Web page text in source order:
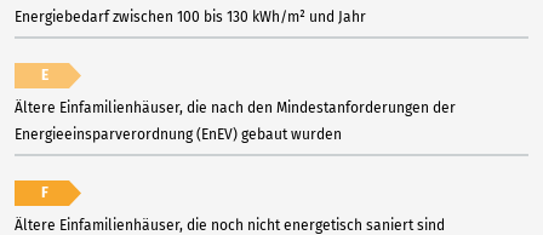
Energiebedarf zwischen 100 bis 130 kWh/m² und Jahr
E
Ältere Einfamilienhäuser, die nach den Mindestanforderungen der
Energieeinsparverordnung (EnEV) gebaut wurden
F
Ältere Einfamilienhäuser, die noch nicht energetisch saniert sind